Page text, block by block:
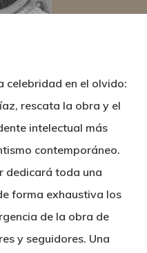
celebridad en el olvido:
rescata la obra y el
intelectual más
contemporáneo.
dedicará toda una
forma exhaustiva los
de la obra de
y seguidores. Una